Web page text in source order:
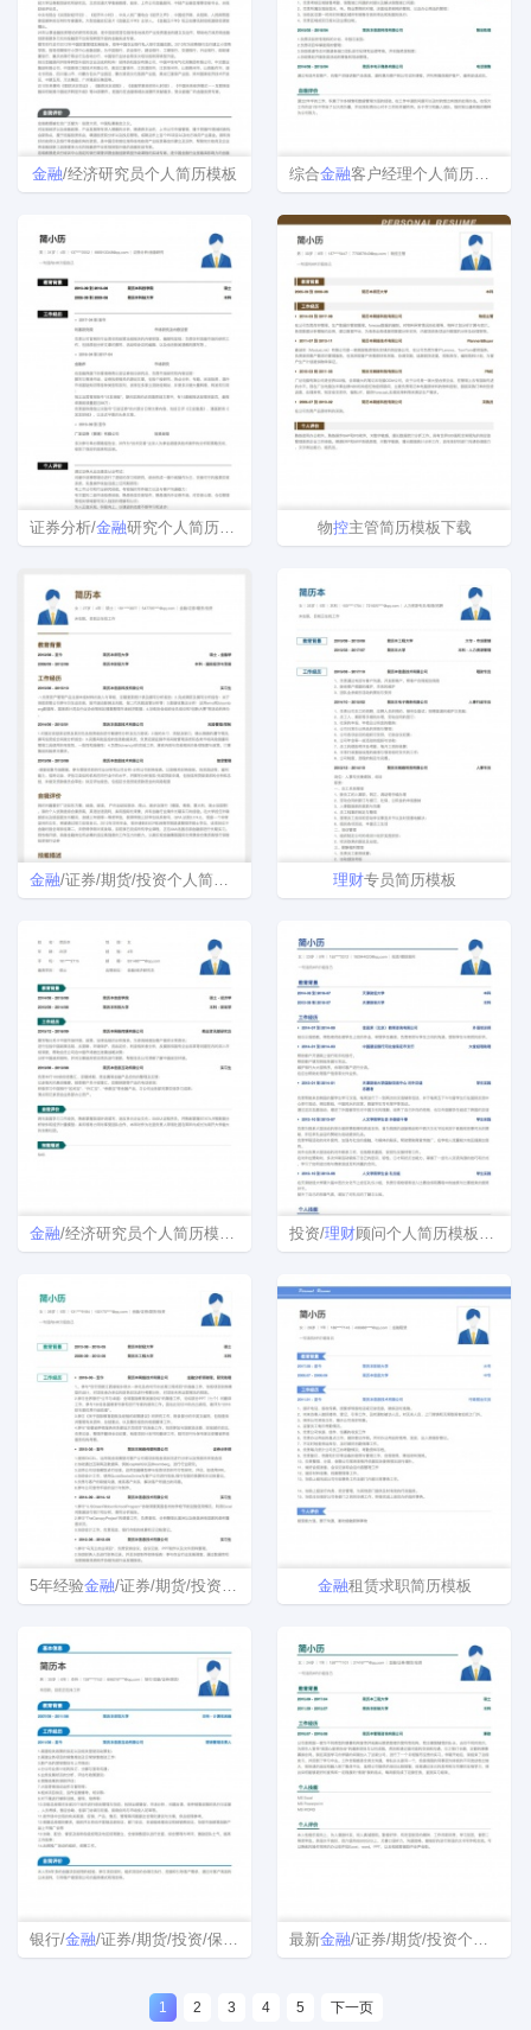
金融/经济研究员个人简历模板 综合金融客户经理个人简历模板
证券分析/金融研究个人简历模板 物控主管简历模板下载
金融/证券/期货/投资个人简历表 理财专员简历模板
金融/经济研究员个人简历模板免费下载 投资/理财顾问个人简历模板下载word格式
5年经验金融/证券/期货/投资个人简历 金融租赁求职简历模板
银行/金融/证券/期货/投资/保险简历模板 最新金融/证券/期货/投资个人简历模板制作
1 2 3 4 5 下一页